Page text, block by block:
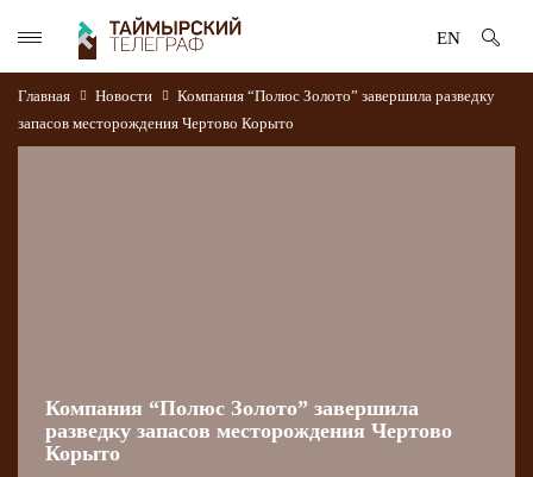
EN
Главная Новости
Компания “Полюс Золото” завершила разведку
запасов месторождения Чертово Корыто
Компания “Полюс Золото” завершила
разведку запасов месторождения Чертово
Корыто